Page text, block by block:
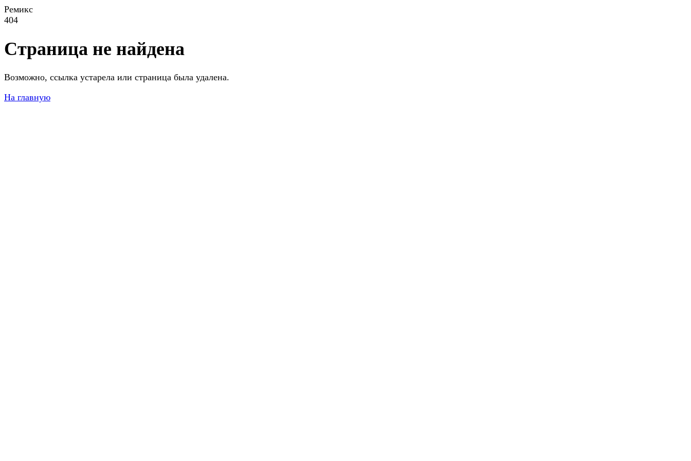
Ремикс
404
Страница не найдена
Возможно, ссылка устарела или страница была удалена.
На главную